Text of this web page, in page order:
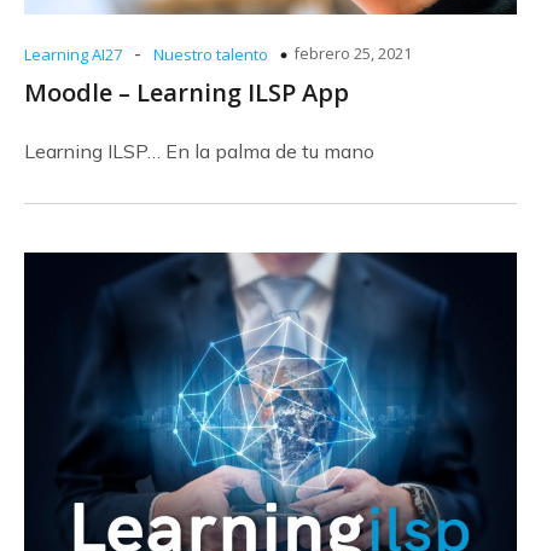
Learning AI27 - Nuestro talento febrero 25, 2021
Moodle – Learning ILSP App
Learning ILSP… En la palma de tu mano